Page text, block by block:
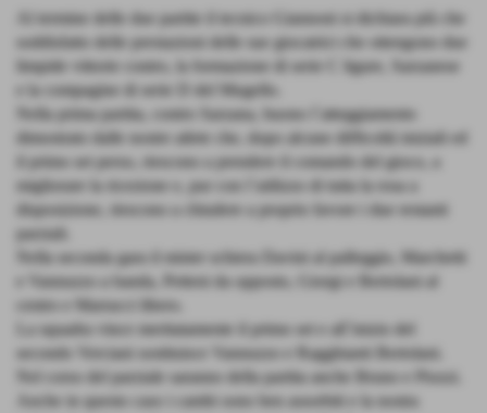
Al termine delle due partite il tecnico Giannoni si dichiara più che
soddisfatto delle prestazioni delle sue giocatrici che ottengono due
limpide vittorie contro, la formazione di serie C ligure, Sarzanese
e la compagine di serie D del Mugello.
Nella prima partita, contro Sarzana, buono l´atteggiamento
dimostrato dalle nostre atlete che, dopo alcune difficoltà iniziali ed
il primo set perso, riescono a prendere il comando del gioco, a
migliorare la ricezione e, pur con l´utilizzo di tutta la rosa a
disposizione, riescono a chiudere a proprio favore i due restanti
parziali.
Nella seconda gara il mister schiera Davini al palleggio, Marchetti
e Vannuzzo a banda, Petteni da opposto, Giorgi e Bertolani al
centro e Marracci libero.
La squadra vince meritatamente il primo set e all´inizio del
secondo Verciani sostituisce Vannuzzo e Ragghianti Bertolani.
Nel corso del parziale saranno della partita anche Bruno e Piozzi.
Anche in questo caso i cambi sono ben assorbiti e la nostra